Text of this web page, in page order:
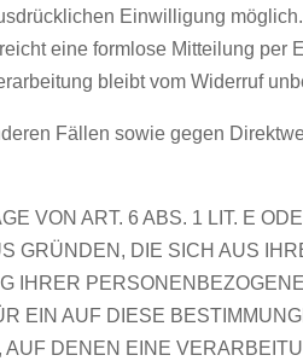
Einwilligung
eine formlose Mitteilung per
bleibt vom Widerruf
Fällen sowie gegen
VON ART. 6 ABS. 1 LIT. E
GRÜNDEN, DIE SICH AUS
IHRER
EIN AUF DIESE
DENEN EINE